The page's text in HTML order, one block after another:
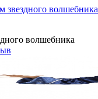
звездного волшебника
волшебника